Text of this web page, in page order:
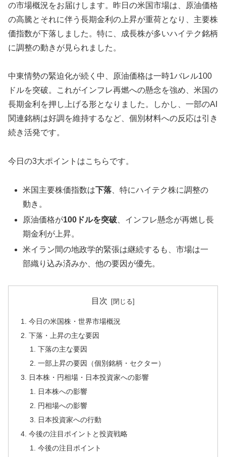
の市場概況をお届けします。昨日の米国市場は、原油価格
の高騰とそれに伴う長期金利の上昇が重荷となり、主要株
価指数が下落しました。特に、成長株が多いハイテク銘柄
に調整の動きが見られました。
中東情勢の緊迫化が続く中、原油価格は一時1バレル100
ドルを突破。これがインフレ再燃への懸念を強め、米国の
長期金利を押し上げる形となりました。しかし、一部のAI
関連銘柄は好調を維持するなど、個別材料への反応は引き
続き活発です。
今日の3大ポイントはこちらです。
米国主要株価指数は下落 、特にハイテク株に調整の
動き。
原油価格が100ドルを突破 、インフレ懸念が再燃し長
期金利が上昇。
米イラン間の地政学的緊張は継続するも、市場は一
部織り込み済みか、他の要因が優先。
目次
今日の米国株・世界市場概況
下落・上昇の主な要因
下落の主な要因
一部上昇の要因（個別銘柄・セクター）
日本株・円相場・日本投資家への影響
日本株への影響
円相場への影響
日本投資家への行動
今後の注目ポイントと投資戦略
今後の注目ポイント